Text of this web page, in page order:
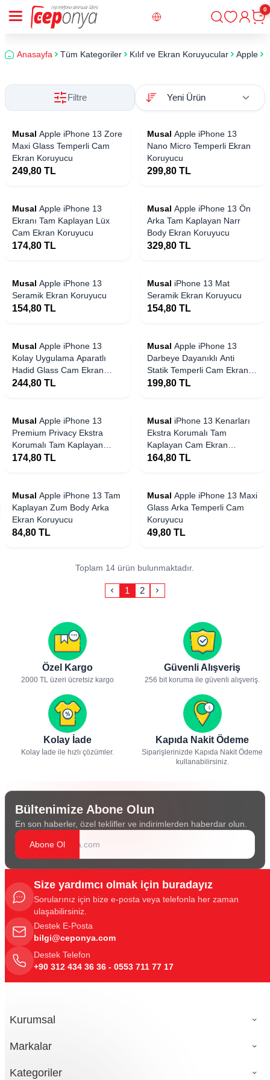
Giriş
0
Anasayfa Tüm Kategoriler Kılıf ve Ekran Koruyucular Apple
Filtre
Musal Apple iPhone 13 Zore
Maxi Glass Temperli Cam
Ekran Koruyucu
249,80 TL
Musal Apple iPhone 13
Nano Micro Temperli Ekran
Koruyucu
299,80 TL
Musal Apple iPhone 13
Ekranı Tam Kaplayan Lüx
Cam Ekran Koruyucu
174,80 TL
Musal Apple iPhone 13 Ön
Arka Tam Kaplayan Narr
Body Ekran Koruyucu
329,80 TL
Musal Apple iPhone 13
Seramik Ekran Koruyucu
154,80 TL
Musal iPhone 13 Mat
Seramik Ekran Koruyucu
154,80 TL
Musal Apple iPhone 13
Kolay Uygulama Aparatlı
Hadid Glass Cam Ekran
Koruyucu
244,80 TL
Musal Apple iPhone 13
Darbeye Dayanıklı Anti
Statik Temperli Cam Ekran
Koruyucu
199,80 TL
Musal Apple iPhone 13
Premium Privacy Ekstra
Korumalı Tam Kaplayan
Cam Ekran Koruyucu
174,80 TL
Musal iPhone 13 Kenarları
Ekstra Korumalı Tam
Kaplayan Cam Ekran
Koruyucu
164,80 TL
Musal Apple iPhone 13 Tam
Kaplayan Zum Body Arka
Ekran Koruyucu
84,80 TL
Musal Apple iPhone 13 Maxi
Glass Arka Temperli Cam
Koruyucu
49,80 TL
Toplam 14 ürün bulunmaktadır.
1 2
Özel Kargo
2000 TL üzeri ücretsiz kargo
Güvenli Alışveriş
256 bit koruma ile güvenli alışveriş.
Kolay İade
Kolay İade ile hızlı çözümler.
Kapıda Nakit Ödeme
Siparişlerinizde Kapıda Nakit Ödeme
kullanabilirsiniz.
Bültenimize Abone Olun
En son haberler, özel teklifler ve indirimlerden haberdar olun.
Abone Ol
Size yardımcı olmak için buradayız
Sorularınız için bize e-posta veya telefonla her zaman
ulaşabilirsiniz.
Destek E-Posta
bilgi@ceponya.com
Destek Telefon
+90 312 434 36 36 - 0553 711 77 17
Kurumsal
Markalar
Kategoriler